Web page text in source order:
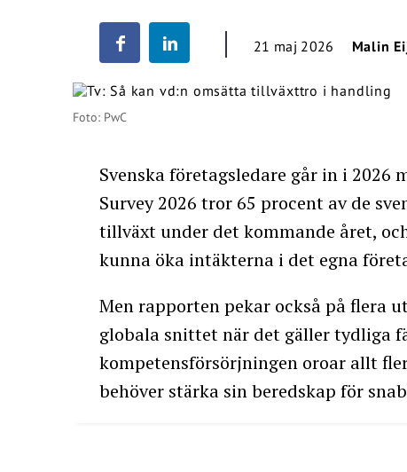
21 maj 2026 Malin
Foto: PwC
Svenska företagsledare går in i 2026
Survey 2026 tror 65 procent av de
tillväxt under det kommande året,
kunna öka intäkterna i det egna
Men rapporten pekar också på flera
globala snittet när det gäller tydliga
kompetensförsörjningen oroar allt
behöver stärka sin beredskap för